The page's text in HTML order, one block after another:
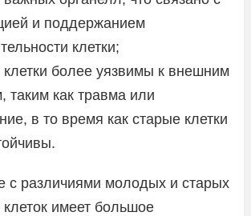
и поддержанием
клетки;
более уязвимы к внешним
таким как травма или
в то время как старые клетки
с различиями молодых и старых
клеток имеет большое